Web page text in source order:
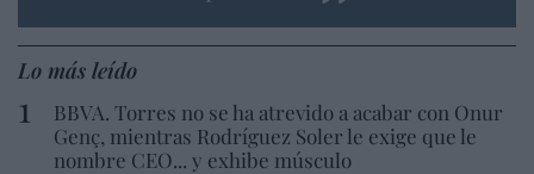
Lo más leído
BBVA. Torres no se ha atrevido a acabar con Onur
Genç, mientras Rodríguez Soler le exige que le
nombre CEO... y exhibe músculo